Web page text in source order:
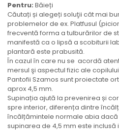
Pentru: Băieți
Căutați și alegeți soluţii cât mai
problemelor de ex. Platfusul
frecventă forma a tulburărilor de
manifestă ca o lipsă a scobiturii
plantară este prabusită.
În cazul în care nu se acordă
mersul şi aspectul fizic ale
Pantofii Szamos sunt proiectate
aprox 4,5 mm.
Supinația ajută la prevenirea și
spre interior, diferența dintre
încălțămintele normale abia
supinarea de 4,5 mm este inclusă